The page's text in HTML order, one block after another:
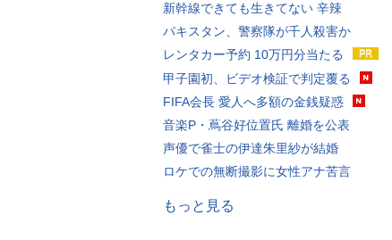
新幹線できても生きてない 辛辣
パキスタン、警察隊が千人殺害か
レンタカー予約 10万円分当たる
甲子園初、ビデオ検証で判定覆る
FIFA会長 愛人へ多額の金銭疑惑
音楽P・蔦谷好位置氏 離婚を公表
声優で雀士の伊達朱里紗が結婚
ロケでの無断撮影に女性アナ苦言
もっと見る